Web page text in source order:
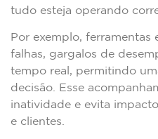
tudo esteja operando
Por exemplo, ferramentas
falhas, gargalos de
tempo real, permitindo
decisão. Esse
inatividade e evita
e clientes.